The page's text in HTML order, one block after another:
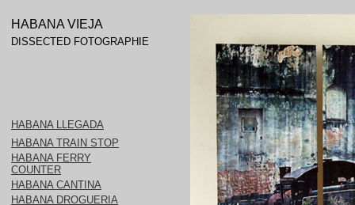
HABANA VIEJA
DISSECTED FOTOGRAPHIE
HABANA LLEGADA
HABANA TRAIN STOP
HABANA FERRY
COUNTER
HABANA CANTINA
HABANA DROGUERIA